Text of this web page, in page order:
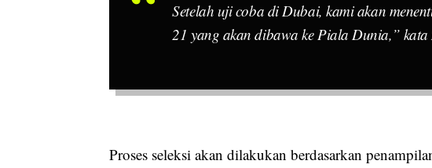
Setelah uji coba di Dubai, kami akan
21 yang akan dibawa ke Piala Dunia,” kata
Proses seleksi akan dilakukan berdasarkan